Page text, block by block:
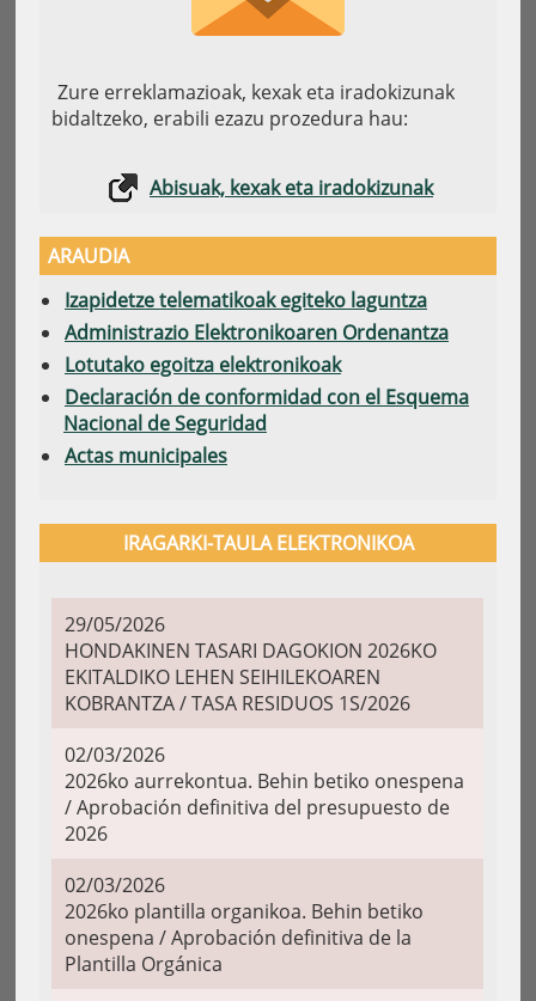
Zure erreklamazioak, kexak eta iradokizunak
bidaltzeko, erabili ezazu prozedura hau:
Abisuak, kexak eta iradokizunak
ARAUDIA
Izapidetze telematikoak egiteko laguntza
Administrazio Elektronikoaren Ordenantza
Lotutako egoitza elektronikoak
Declaración de conformidad con el Esquema
Nacional de Seguridad
Actas municipales
IRAGARKI-TAULA ELEKTRONIKOA
29/05/2026
HONDAKINEN TASARI DAGOKION 2026KO
EKITALDIKO LEHEN SEIHILEKOAREN
KOBRANTZA / TASA RESIDUOS 1S/2026
02/03/2026
2026ko aurrekontua. Behin betiko onespena
/ Aprobación definitiva del presupuesto de
2026
02/03/2026
2026ko plantilla organikoa. Behin betiko
onespena / Aprobación definitiva de la
Plantilla Orgánica